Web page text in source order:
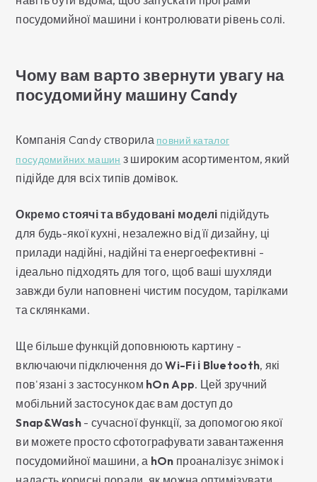
посудомийної машини і контролювати рівень солі.
Чому вам варто звернути увагу на
посудомийну машину Candy
Компанія Candy створила повний каталог
посудомийних машин з широким асортиментом, який
підійде для всіх типів домівок.
Окремо стоячі та вбудовані моделі підійдуть
для будь-якої кухні, незалежно від її дизайну, ці
прилади надійні, надійні та енергоефективні -
ідеально підходять для того, щоб ваші шухляди
завжди були наповнені чистим посудом, тарілками
та склянками.
Ще більше функцій доповнюють картину -
включаючи підключення доWi-Fi і Bluetooth, які
пов'язані з застосунком hOn App. Цей зручний
мобільний застосунок дає вам доступ до
Snap&Wash- сучасної функції, за допомогою якої
ви можете просто сфотографувати завантаження
посудомийної машини, а hOn проаналізує знімок і